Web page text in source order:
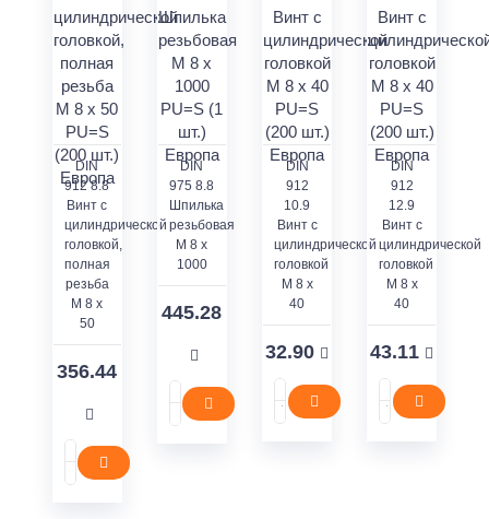
DIN
912 8.8
Винт с
цилиндрической
головкой,
полная
резьба
M 8 x
50
356.44
DIN
975 8.8
Шпилька
резьбовая
M 8 x
1000
445.28
DIN
912
10.9
Винт с
цилиндрической
головкой
M 8 x
40
32.90
DIN
912
12.9
Винт с
цилиндрической
головкой
M 8 x
40
43.11